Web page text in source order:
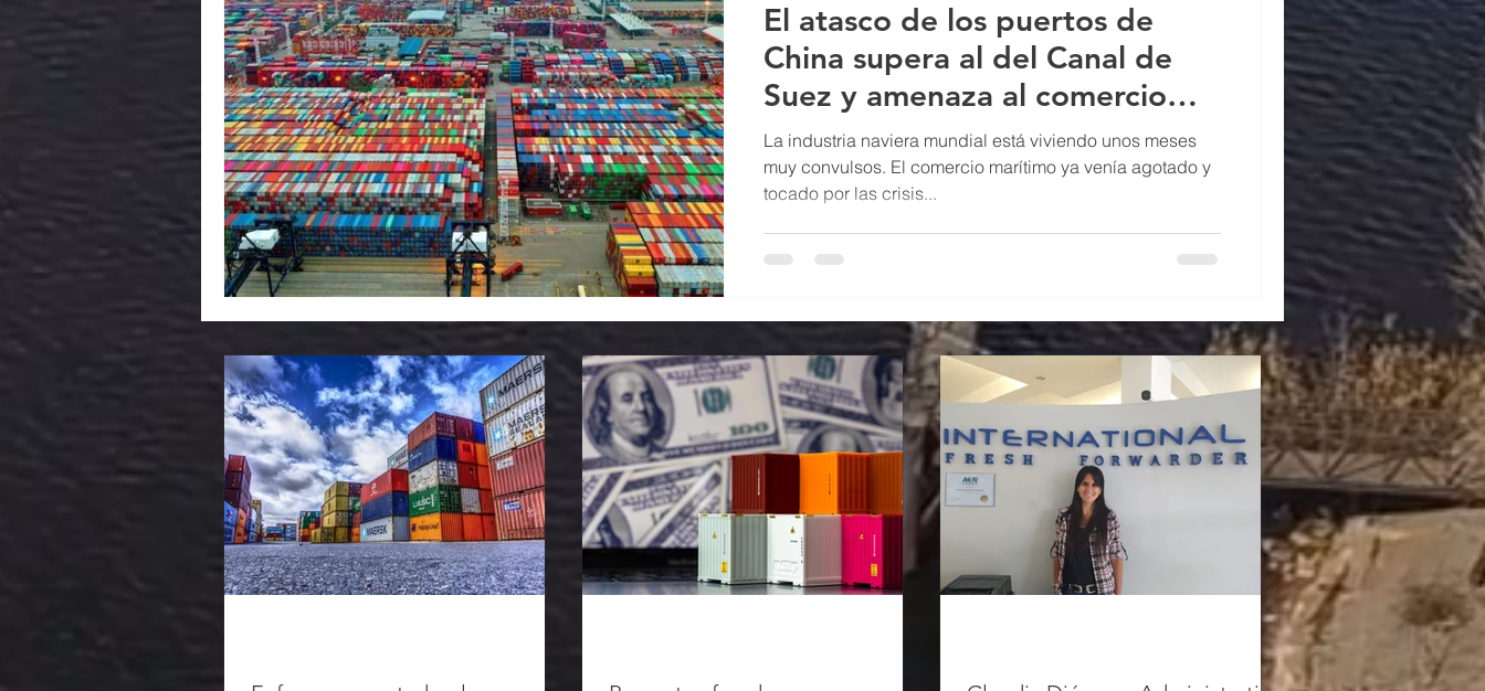
El atasco de los puertos de
China supera al del Canal de
Suez y amenaza al comercio
internacional
La industria naviera mundial está viviendo unos meses
muy convulsos. El comercio marítimo ya venía agotado y
tocado por las crisis...